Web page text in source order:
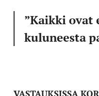
”Kaikki ovat
kuluneesta
VASTAUKSISSA